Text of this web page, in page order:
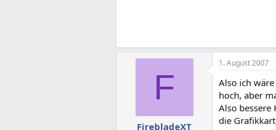
F
FirebladeXT
1. August 2007
Also ich
hoch, aber
Also bessere
die